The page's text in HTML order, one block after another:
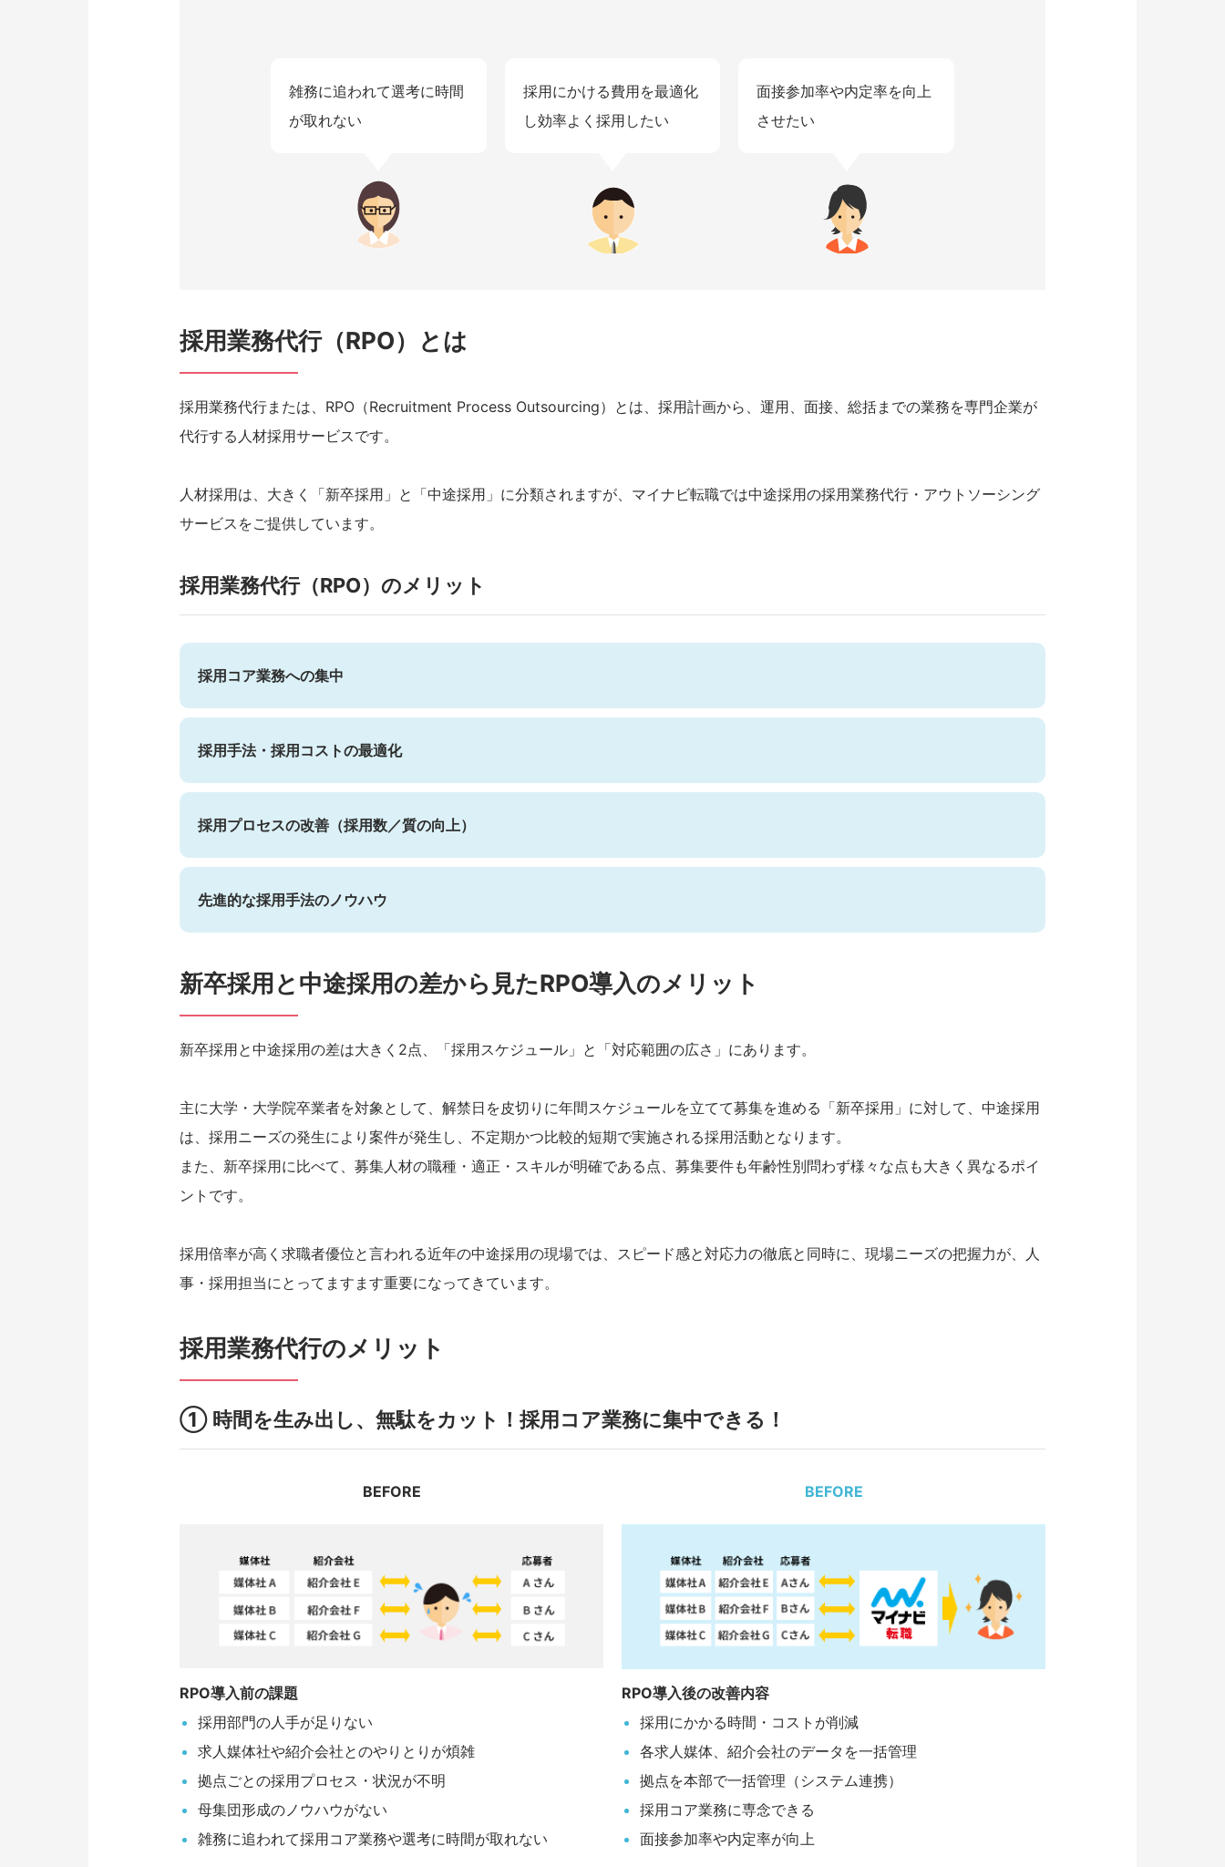
雑務に追われて選考に時間
が取れない
採用にかける費用を最適化
し効率よく採用したい
面接参加率や内定率を向上
させたい
採用業務代行（RPO）とは
採用業務代行または、RPO（Recruitment Process Outsourcing）とは、採用計画から、運用、面接、総括までの業務を専門企業が
代行する人材採用サービスです。
人材採用は、大きく「新卒採用」と「中途採用」に分類されますが、マイナビ転職では中途採用の採用業務代行・アウトソーシング
サービスをご提供しています。
採用業務代行（RPO）のメリット
採用コア業務への集中
採用手法・採用コストの最適化
採用プロセスの改善（採用数／質の向上）
先進的な採用手法のノウハウ
新卒採用と中途採用の差から見たRPO導入のメリット
新卒採用と中途採用の差は大きく2点、「採用スケジュール」と「対応範囲の広さ」にあります。
主に大学・大学院卒業者を対象として、解禁日を皮切りに年間スケジュールを立てて募集を進める「新卒採用」に対して、中途採用
は、採用ニーズの発生により案件が発生し、不定期かつ比較的短期で実施される採用活動となります。
また、新卒採用に比べて、募集人材の職種・適正・スキルが明確である点、募集要件も年齢性別問わず様々な点も大きく異なるポイ
ントです。
採用倍率が高く求職者優位と言われる近年の中途採用の現場では、スピード感と対応力の徹底と同時に、現場ニーズの把握力が、人
事・採用担当にとってますます重要になってきています。
採用業務代行のメリット
① 時間を生み出し、無駄をカット！採用コア業務に集中できる！
BEFORE
RPO導入前の課題
採用部門の人手が足りない
求人媒体社や紹介会社とのやりとりが煩雑
拠点ごとの採用プロセス・状況が不明
母集団形成のノウハウがない
雑務に追われて採用コア業務や選考に時間が取れない
BEFORE
RPO導入後の改善内容
採用にかかる時間・コストが削減
各求人媒体、紹介会社のデータを一括管理
拠点を本部で一括管理（システム連携）
採用コア業務に専念できる
面接参加率や内定率が向上